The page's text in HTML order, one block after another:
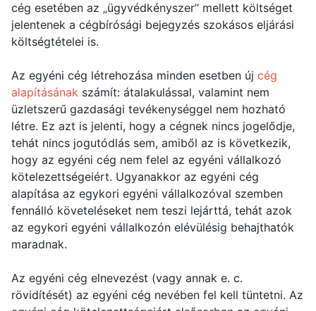
cég esetében az „ügyvédkényszer” mellett költséget
jelentenek a cégbírósági bejegyzés szokásos eljárási
költségtételei is.
Az egyéni cég létrehozása minden esetben új cég
alapításának számít: átalakulással, valamint nem
üzletszerű gazdasági tevékenységgel nem hozható
létre. Ez azt is jelenti, hogy a cégnek nincs jogelődje,
tehát nincs jogutódlás sem, amiből az is következik,
hogy az egyéni cég nem felel az egyéni vállalkozó
kötelezettségeiért. Ugyanakkor az egyéni cég
alapítása az egykori egyéni vállalkozóval szemben
fennálló követeléseket nem teszi lejárttá, tehát azok
az egykori egyéni vállalkozón elévülésig behajthatók
maradnak.
Az egyéni cég elnevezést (vagy annak e. c.
rövidítését) az egyéni cég nevében fel kell tüntetni. Az